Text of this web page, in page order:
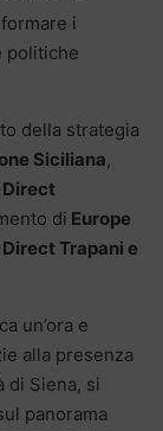
i
politiche
della strategia
Siciliana,
Direct
di Europe
Trapani e
un’ora e
alla presenza
di Siena, si
panorama